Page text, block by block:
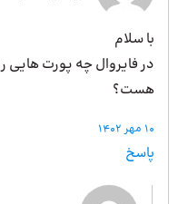
با سلام
در فایروال چه پورت هایی
هست؟
10 مهر 1402
پاسخ